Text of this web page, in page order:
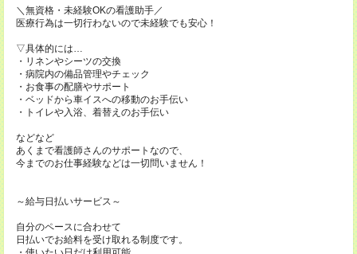
＼無資格・未経験OKの看護助手／
医療行為は一切行わないので未経験でも安心！
▽具体的には…
・リネンやシーツの交換
・病院内の備品管理やチェック
・お食事の配膳やサポート
・ベッドから車イスへの移動のお手伝い
・トイレや入浴、着替えのお手伝い
などなど
あくまで看護師さんのサポートなので、
今までのお仕事経験などは一切問いません！
～給与日払いサービス～
自分のペースに合わせて
日払いでお給料を受け取れる制度です。